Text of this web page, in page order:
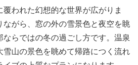
われた幻想的な世界が広がりま
がら、窓の外の雪景色と夜空を眺
らではの冬の過ごし方です。温泉
雪山の景色を眺めて帰路につく流れ